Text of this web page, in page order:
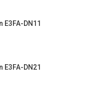
E3FA-DN11
E3FA-DN21